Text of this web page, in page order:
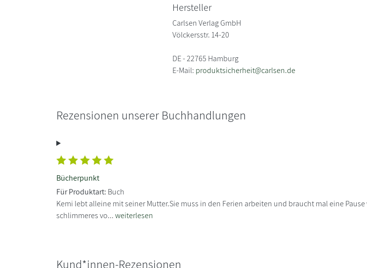
Hersteller
Carlsen Verlag GmbH
Völckersstr. 14-20
DE - 22765 Hamburg
E-Mail: produktsicherheit@carlsen.de
Rezensionen unserer Buchhandlungen
Bücherpunkt
Für Produktart: Buch
Kemi lebt alleine mit seiner Mutter.Sie muss in den Ferien arbeiten und braucht mal eine
schlimmeres vo...weiterlesen
Kund*innen-Rezensionen